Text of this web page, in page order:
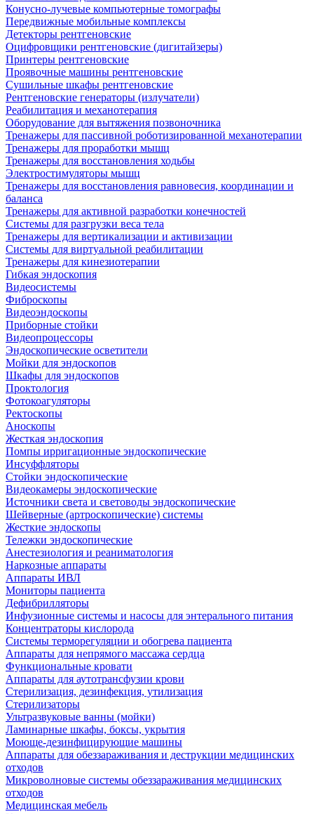
Конусно-лучевые компьютерные томографы
Передвижные мобильные комплексы
Детекторы рентгеновские
Оцифровщики рентгеновские (дигитайзеры)
Принтеры рентгеновские
Проявочные машины рентгеновские
Сушильные шкафы рентгеновские
Рентгеновские генераторы (излучатели)
Реабилитация и механотерапия
Оборудование для вытяжения позвоночника
Тренажеры для пассивной роботизированной механотерапии
Тренажеры для проработки мышц
Тренажеры для восстановления ходьбы
Электростимуляторы мышц
Тренажеры для восстановления равновесия, координации и
баланса
Тренажеры для активной разработки конечностей
Системы для разгрузки веса тела
Тренажеры для вертикализации и активизации
Системы для виртуальной реабилитации
Тренажеры для кинезиотерапии
Гибкая эндоскопия
Видеосистемы
Фиброскопы
Видеоэндоскопы
Приборные стойки
Видеопроцессоры
Эндоскопические осветители
Мойки для эндоскопов
Шкафы для эндоскопов
Проктология
Фотокоагуляторы
Ректоскопы
Аноскопы
Жесткая эндоскопия
Помпы ирригационные эндоскопические
Инсуффляторы
Стойки эндоскопические
Видеокамеры эндоскопические
Источники света и световоды эндоскопические
Шейверные (артроскопические) системы
Жесткие эндоскопы
Тележки эндоскопические
Анестезиология и реаниматология
Наркозные аппараты
Аппараты ИВЛ
Мониторы пациента
Дефибрилляторы
Инфузионные системы и насосы для энтерального питания
Концентраторы кислорода
Системы терморегуляции и обогрева пациента
Аппараты для непрямого массажа сердца
Функциональные кровати
Аппараты для аутотрансфузии крови
Стерилизация, дезинфекция, утилизация
Стерилизаторы
Ультразвуковые ванны (мойки)
Ламинарные шкафы, боксы, укрытия
Моюще-дезинфицирующие машины
Аппараты для обеззараживания и деструкции медицинских
отходов
Микроволновые системы обеззараживания медицинских
отходов
Медицинская мебель